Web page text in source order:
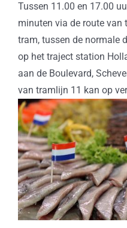
Tussen 11.00 en 17.00
minuten via de route
tram, tussen de normale
op het traject station
aan de Boulevard,
van tramlijn 11 kan op